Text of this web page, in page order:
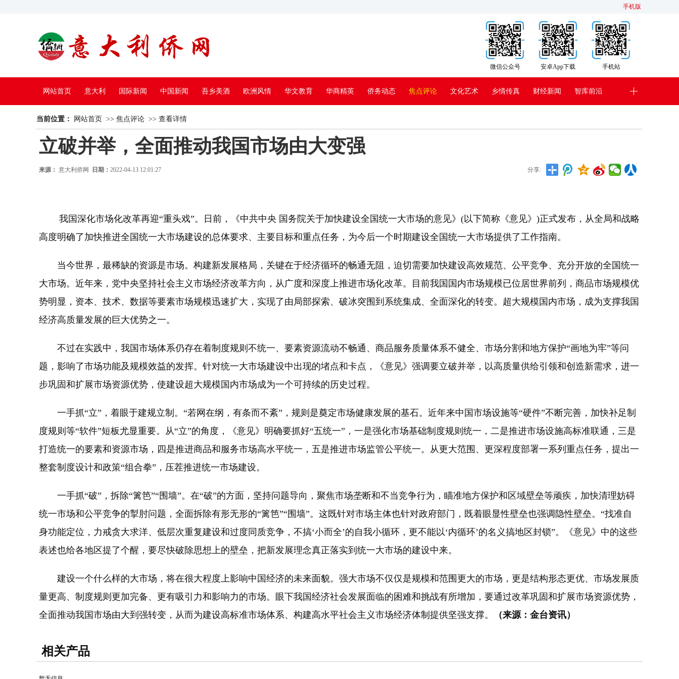
手机版
手机站
安卓App下载
微信公众号
网站首页 意大利 国际新闻 中国新闻 吾乡美酒 欧洲风情 华文教育 华商精英 侨务动态 焦点评论 文化艺术 乡情传真 财经新闻 智库前沿
中国电视
当前位置： 网站首页 >> 焦点评论 >> 查看详情
立破并举，全面推动我国市场由大变强
来源： 意大利侨网 日期： 2022-04-13 12:01:27 分享:
我国深化市场化改革再迎“重头戏”。日前，《中共中央 国务院关于加快建设全国统一大市场的意见》(以下简称《意见》)正式发布，从全局和战略
高度明确了加快推进全国统一大市场建设的总体要求、主要目标和重点任务，为今后一个时期建设全国统一大市场提供了工作指南。
当今世界，最稀缺的资源是市场。构建新发展格局，关键在于经济循环的畅通无阻，迫切需要加快建设高效规范、公平竞争、充分开放的全国统一
大市场。近年来，党中央坚持社会主义市场经济改革方向，从广度和深度上推进市场化改革。目前我国国内市场规模已位居世界前列，商品市场规模优
势明显，资本、技术、数据等要素市场规模迅速扩大，实现了由局部探索、破冰突围到系统集成、全面深化的转变。超大规模国内市场，成为支撑我国
经济高质量发展的巨大优势之一。
不过在实践中，我国市场体系仍存在着制度规则不统一、要素资源流动不畅通、商品服务质量体系不健全、市场分割和地方保护“画地为牢”等问
题，影响了市场功能及规模效益的发挥。针对统一大市场建设中出现的堵点和卡点，《意见》强调要立破并举，以高质量供给引领和创造新需求，进一
步巩固和扩展市场资源优势，使建设超大规模国内市场成为一个可持续的历史过程。
一手抓“立”，着眼于建规立制。“若网在纲，有条而不紊”，规则是奠定市场健康发展的基石。近年来中国市场设施等“硬件”不断完善，加快补足制
度规则等“软件”短板尤显重要。从“立”的角度，《意见》明确要抓好“五统一”，一是强化市场基础制度规则统一，二是推进市场设施高标准联通，三是
打造统一的要素和资源市场，四是推进商品和服务市场高水平统一，五是推进市场监管公平统一。从更大范围、更深程度部署一系列重点任务，提出一
整套制度设计和政策“组合拳”，压茬推进统一市场建设。
一手抓“破”，拆除“篱笆”“围墙”。在“破”的方面，坚持问题导向，聚焦市场垄断和不当竞争行为，瞄准地方保护和区域壁垒等顽疾，加快清理妨碍
统一市场和公平竞争的掣肘问题，全面拆除有形无形的“篱笆”“围墙”。这既针对市场主体也针对政府部门，既着眼显性壁垒也强调隐性壁垒。“找准自
身功能定位，力戒贪大求洋、低层次重复建设和过度同质竞争，不搞‘小而全’的自我小循环，更不能以‘内循环’的名义搞地区封锁”。《意见》中的这些
表述也给各地区提了个醒，要尽快破除思想上的壁垒，把新发展理念真正落实到统一大市场的建设中来。
建设一个什么样的大市场，将在很大程度上影响中国经济的未来面貌。强大市场不仅仅是规模和范围更大的市场，更是结构形态更优、市场发展质
量更高、制度规则更加完备、更有吸引力和影响力的市场。眼下我国经济社会发展面临的困难和挑战有所增加，要通过改革巩固和扩展市场资源优势，
全面推动我国市场由大到强转变，从而为建设高标准市场体系、构建高水平社会主义市场经济体制提供坚强支撑。
（来源：金台资讯）
相关产品